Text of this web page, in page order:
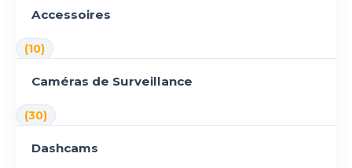
Accessoires
(10)
Caméras de Surveillance
(30)
Dashcams